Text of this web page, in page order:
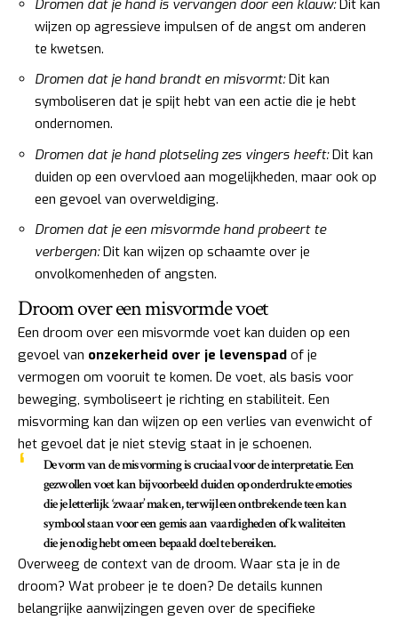
Dromen dat je hand is vervangen door een klauw:Dit kan
wijzen op agressieve impulsen of de angst om anderen
te kwetsen.
Dromen dat je hand brandt en misvormt:Dit kan
symboliseren dat je spijt hebt van een actie die je hebt
ondernomen.
Dromen dat je hand plotseling zes vingers heeft:Dit kan
duiden op een overvloed aan mogelijkheden, maar ook op
een gevoel van overweldiging.
Dromen dat je een misvormde hand probeert te
verbergen:Dit kan wijzen op schaamte over je
onvolkomenheden of angsten.
Droom over een misvormde voet
Een droom over een misvormde voet kan duiden op een
gevoel van onzekerheid over je levenspad of je
vermogen om vooruit te komen. De voet, als basis voor
beweging, symboliseert je richting en stabiliteit. Een
misvorming kan dan wijzen op een verlies van evenwicht of
het gevoel dat je niet stevig staat in je schoenen.
De vorm van de misvorming is cruciaal voor de interpretatie. Een
gezwollen voet kan bijvoorbeeld duiden op onderdrukte emoties
die je letterlijk ‘zwaar’ maken, terwijl een ontbrekende teen kan
symbool staan voor een gemis aan vaardigheden of kwaliteiten
die je nodig hebt om een bepaald doel te bereiken.
Overweeg de context van de droom. Waar sta je in de
droom? Wat probeer je te doen? De details kunnen
belangrijke aanwijzingen geven over de specifieke